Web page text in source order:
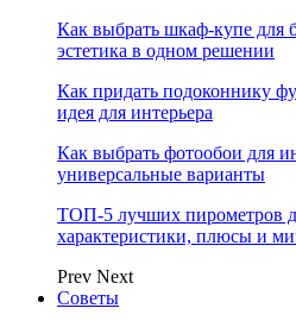
Как выбрать шкаф-купе для
эстетика в одном решении
Как придать подоконнику
идея для интерьера
Как выбрать фотообои для
универсальные варианты
ТОП-5 лучших пирометров
характеристики, плюсы и
Prev Next
Советы